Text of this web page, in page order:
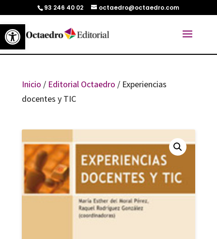
Abrir barra de herramientas
93 246 40 02 octaedro@octaedro.com
Inicio / Editorial Octaedro / Experiencias
docentes y TIC